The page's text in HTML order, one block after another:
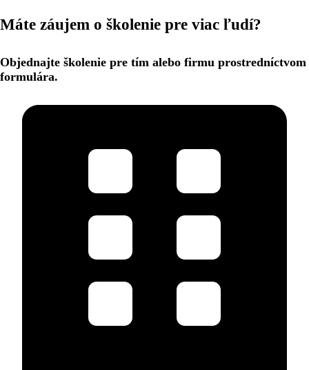
Máte záujem o školenie pre viac ľudí?
Objednajte školenie pre tím alebo firmu prostredníctvom
formulára.